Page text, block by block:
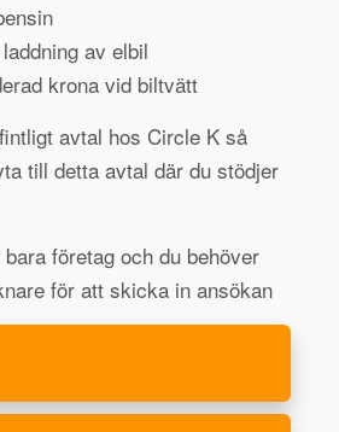
av elbil
krona vid biltvätt
avtal hos Circle K så
till detta avtal där du stödjer
företag och du behöver
för att skicka in ansökan